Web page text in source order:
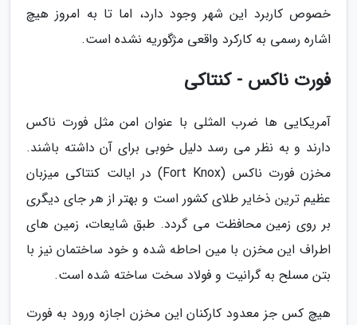
خصوص کاربرد این شهر وجود دارد، اما تا به امروز هیچ
اشاره رسمی به کارکرد واقعی مژگوریه نشده است.
فورت ناکس - کنتاکی
آمریکایی ها ضرب المثلی با عنوان امن مثل فورت ناکس
دارند و به نظر می رسد دلیل خوبی برای آن داشته باشند.
مخزن فورت ناکس (Fort Knox) در ایالت کنتاکی میزبان
عظیم ترین ذخایر طلای کشور است و بهتر از هر جای دیگری
بر روی زمین محافظت می گردد. طبق شایعات، زمین های
اطراف این مخزن با مین احاطه شده و خود ساختمان نیز با
بتن مسلح به گرانیت و فولاد سخت ساخته شده است.
هیچ کس جز معدود کارکنان این مخزن اجازه ورود به فورت